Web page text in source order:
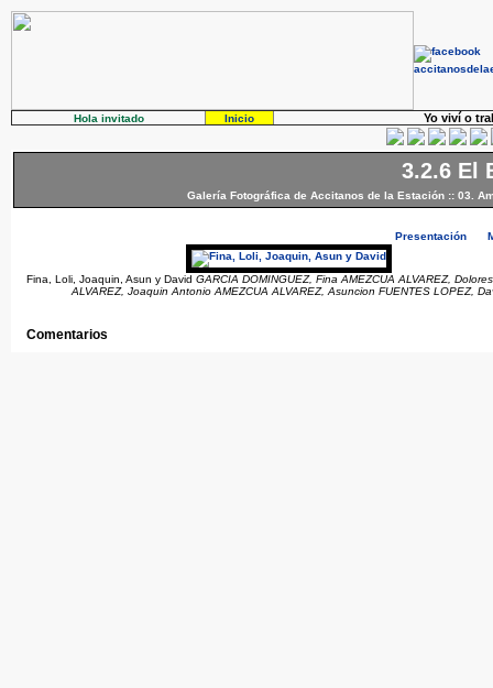
Hola invitado Inicio Yo viví o
3.2.6 El
Galería Fotográfica de Accitanos de la Estación:: 03.
Presentación
Fina, Loli, Joaquin, Asun y David GARCIA DOMINGUEZ, Fina AMEZCUA ALVAREZ,
ALVAREZ, Joaquin Antonio AMEZCUA ALVAREZ, Asuncion FUENTES LOPEZ,
Comentarios